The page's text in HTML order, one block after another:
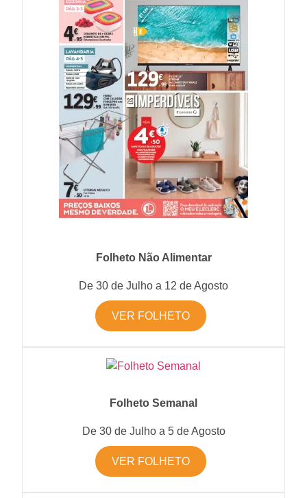
Folheto Não Alimentar
De 30 de Julho a 12 de Agosto
VER FOLHETO
Folheto Semanal
De 30 de Julho a 5 de Agosto
VER FOLHETO